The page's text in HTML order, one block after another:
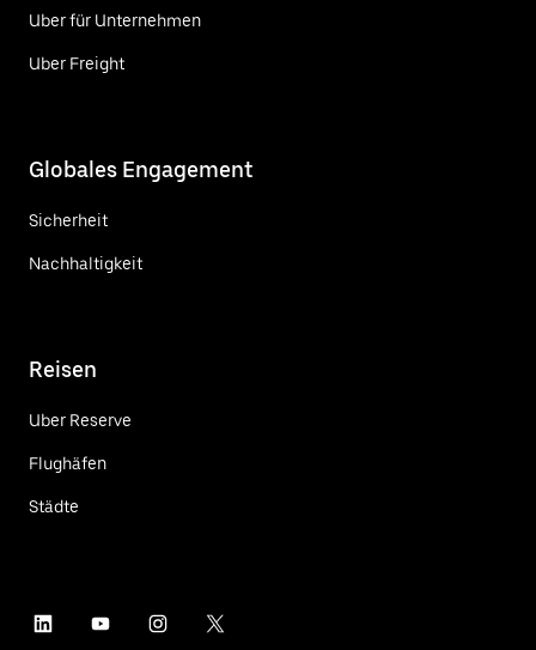
Uber für Unternehmen
Uber Freight
Globales Engagement
Sicherheit
Nachhaltigkeit
Reisen
Uber Reserve
Flughäfen
Städte